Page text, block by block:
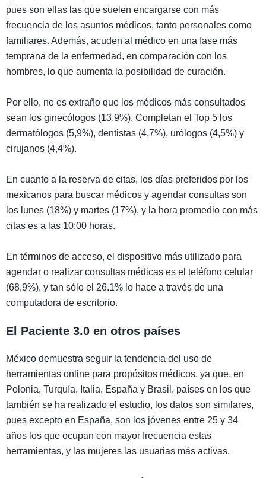
pues son ellas las que suelen encargarse con más
frecuencia de los asuntos médicos, tanto personales como
familiares. Además, acuden al médico en una fase más
temprana de la enfermedad, en comparación con los
hombres, lo que aumenta la posibilidad de curación.
Por ello, no es extraño que los médicos más consultados
sean los ginecólogos (13,9%). Completan el Top 5 los
dermatólogos (5,9%), dentistas (4,7%), urólogos (4,5%) y
cirujanos (4,4%).
En cuanto a la reserva de citas, los días preferidos por los
mexicanos para buscar médicos y agendar consultas son
los lunes (18%) y martes (17%), y la hora promedio con más
citas es a las 10:00 horas.
En términos de acceso, el dispositivo más utilizado para
agendar o realizar consultas médicas es el teléfono celular
(68,9%), y tan sólo el 26.1% lo hace a través de una
computadora de escritorio.
El Paciente 3.0 en otros países
México demuestra seguir la tendencia del uso de
herramientas online para propósitos médicos, ya que, en
Polonia, Turquía, Italia, España y Brasil, países en los que
también se ha realizado el estudio, los datos son similares,
pues excepto en España, son los jóvenes entre 25 y 34
años los que ocupan con mayor frecuencia estas
herramientas, y las mujeres las usuarias más activas.